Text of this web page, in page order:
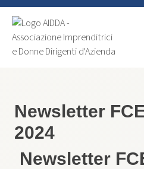
Newsletter
2024
Newsletter